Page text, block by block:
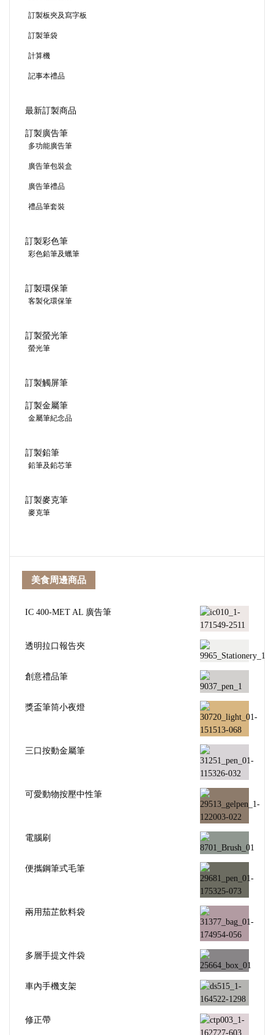
訂製板夾及寫字板
訂製筆袋
計算機
記事本禮品
最新訂製商品
訂製廣告筆
多功能廣告筆
廣告筆包裝盒
廣告筆禮品
禮品筆套裝
訂製彩色筆
彩色鉛筆及蠟筆
訂製環保筆
客製化環保筆
訂製螢光筆
螢光筆
訂製觸屏筆
訂製金屬筆
金屬筆紀念品
訂製鉛筆
鉛筆及鉛芯筆
訂製麥克筆
麥克筆
美食周邊商品
IC 400-MET AL 廣告筆
透明拉口報告夾
創意禮品筆
獎盃筆筒小夜燈
三口按動金屬筆
可愛動物按壓中性筆
電腦刷
便攜鋼筆式毛筆
兩用茄芷飲料袋
多層手提文件袋
車內手機支架
修正帶